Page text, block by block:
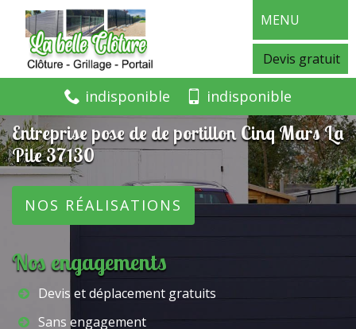
MENU
Devis gratuit
indisponible indisponible
Entreprise pose de de portillon Cinq Mars La
Pile 37130
NOS RÉALISATIONS
Nos engagements
Devis et déplacement gratuits
Sans engagement